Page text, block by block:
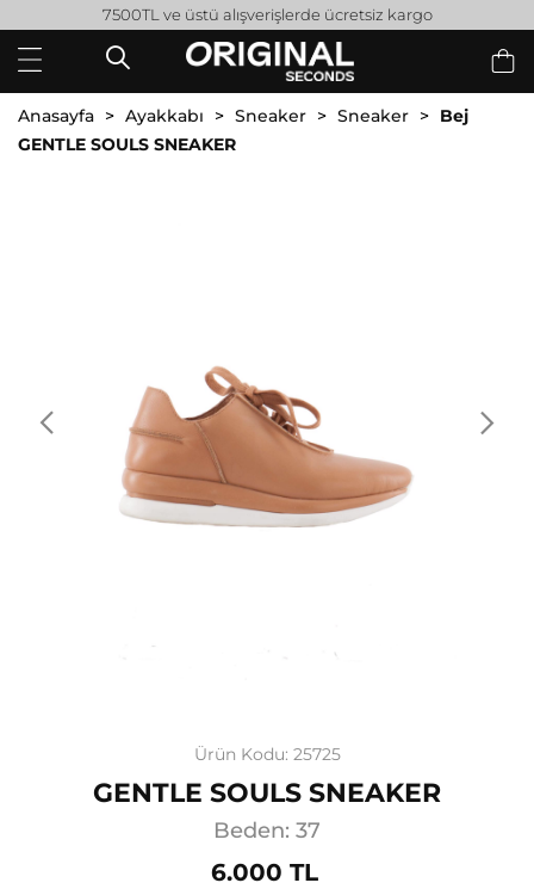
7500TL ve üstü alışverişlerde ücretsiz kargo
Anasayfa Ayakkabı Sneaker Sneaker
Bej
GENTLE SOULS SNEAKER
Ürün Kodu: 25725
GENTLE SOULS SNEAKER
Beden: 37
6.000 TL